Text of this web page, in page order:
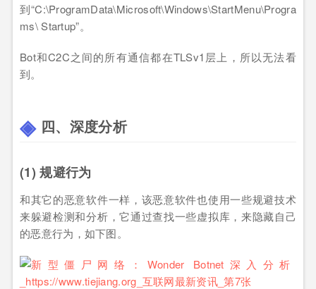
到“C:\ProgramData\Microsoft\Windows\StartMenu\Progra
ms\ Startup”。
Bot和C2C之间的所有通信都在TLSv1层上，所以无法看
到。
四、深度分析
(1) 规避行为
和其它的恶意软件一样，该恶意软件也使用一些规避技术
来躲避检测和分析，它通过查找一些虚拟库，来隐藏自己
的恶意行为，如下图。